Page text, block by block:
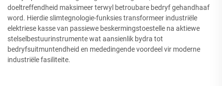
doeltreffendheid maksimeer terwyl betroubare bedryf gehandhaaf
word. Hierdie slimtegnologie-funksies transformeer industriële
elektriese kasse van passiewe beskermingstoestelle na aktiewe
stelselbestuurinstrumente wat aansienlik bydra tot
bedryfsuitmuntendheid en mededingende voordeel vir moderne
industriële fasiliteite.